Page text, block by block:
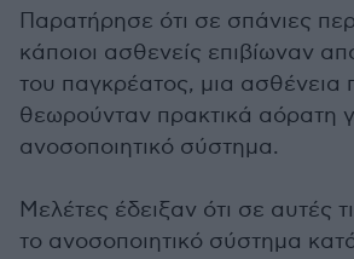
Παρατήρησε ότι σε σπάνιες
κάποιοι ασθενείς επιβίωναν
του παγκρέατος, μια ασθένεια
θεωρούνταν πρακτικά αόρατη
ανοσοποιητικό σύστημα.
Μελέτες έδειξαν ότι σε αυτές
το ανοσοποιητικό σύστημα